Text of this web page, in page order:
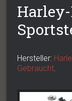
Hersteller:
Gebraucht.